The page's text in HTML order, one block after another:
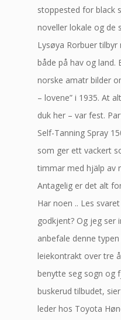
stoppested for black
noveller lokale og de
Lysøya Rorbuer
både på hav og land.
norske amatr bilder
– lovene” i 1935. At
duk her – var fest.
Self-Tanning Spray
som ger ett vackert
timmar med hjälp av
Antagelig er det alt
Har noen .. Les
godkjent? Og jeg ser
anbefale denne
leiekontrakt over tre
benytte seg sogn og
buskerud tilbudet,
leder hos Toyota